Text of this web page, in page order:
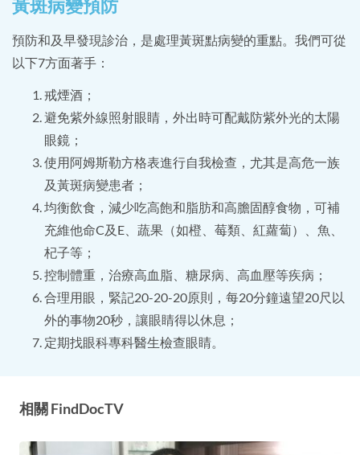
黃斑病變預防
預防和及早發現診治，是處理黃斑點病變的重點。我們可從
以下7方面著手：
戒煙酒；
避免紫外線照射眼睛，外出時可配戴防紫外光的太陽
眼鏡；
使用阿姆斯勒方格表進行自我檢查，尤其是高危一族
及黃斑病變患者；
均衡飲食，減少吃高飽和脂肪和高膽固醇食物，可補
充維他命C及E、蔬果（如橙、莓類、紅蘿蔔）、魚、
杞子等；
控制體重，治療高血脂、糖尿病、高血壓等疾病；
合理用眼，緊記20-20-20原則，每20分鐘遠望20尺以
外的事物20秒，讓眼睛得以休息；
定期找眼科專科醫生檢查眼睛。
相關 FindDocTV